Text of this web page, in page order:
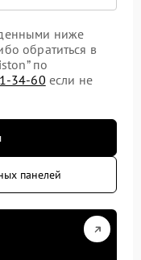
ниже
обратиться в
по
34-60 если не
панелей